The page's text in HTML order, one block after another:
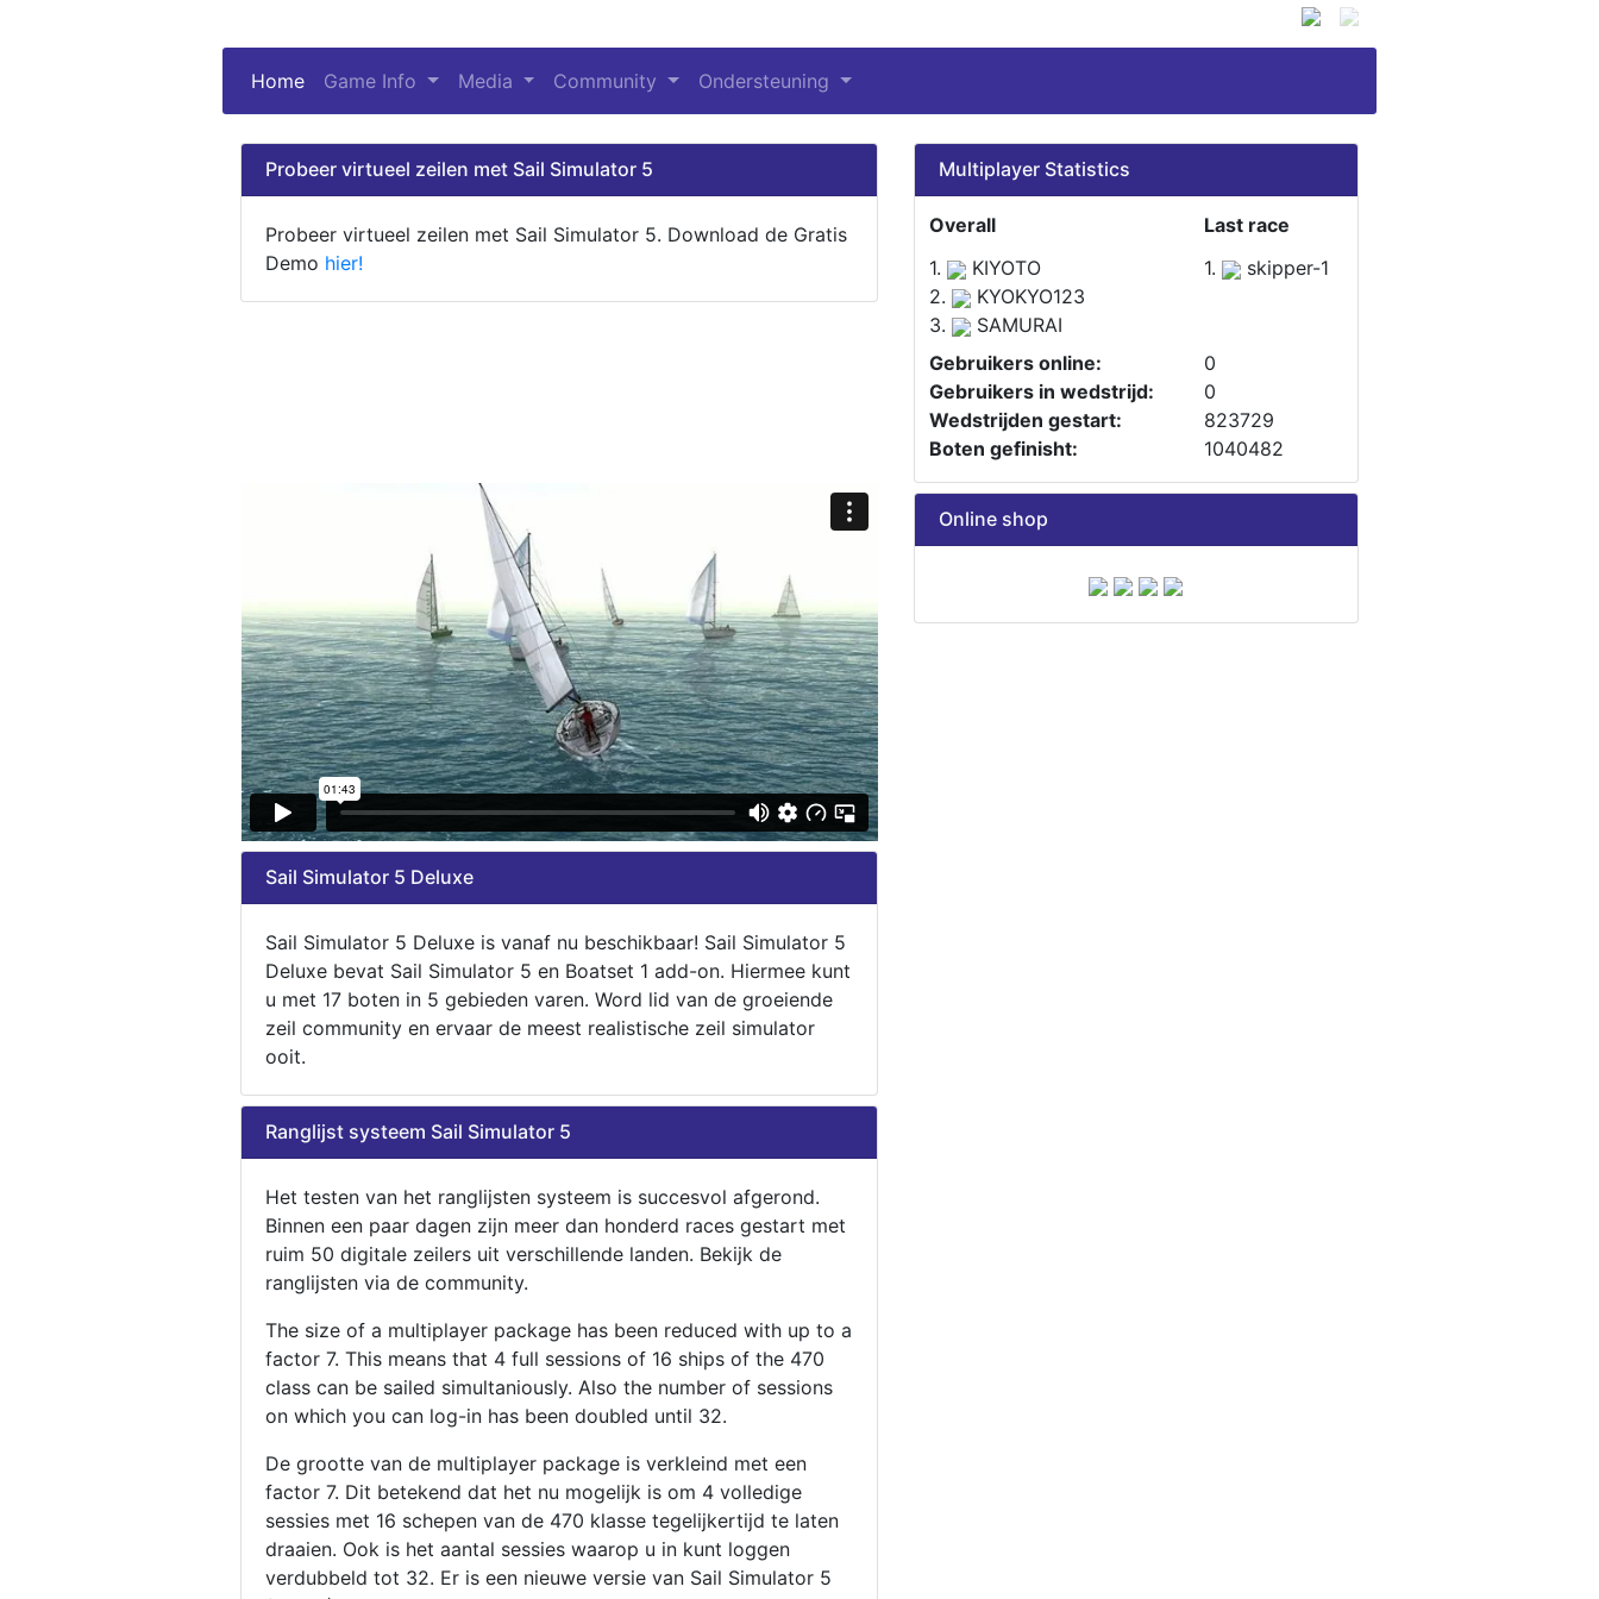
Home (current)
Game Info Media Community Ondersteuning
Probeer virtueel zeilen met Sail Simulator 5
Probeer virtueel zeilen met Sail Simulator 5. Download de Gratis
Demo hier!
Multiplayer Statistics
Overall
Last race
1.
KIYOTO 1.
skipper-1
2.
KYOKYO123
3.
SAMURAI
Gebruikers online:
0
Gebruikers in wedstrijd:
0
Wedstrijden gestart:
823729
Boten gefinisht:
1040482
Sail Simulator 5 Deluxe
Sail Simulator 5 Deluxe is vanaf nu beschikbaar! Sail Simulator 5
Deluxe bevat Sail Simulator 5 en Boatset 1 add-on. Hiermee kunt
u met 17 boten in 5 gebieden varen. Word lid van de groeiende
zeil community en ervaar de meest realistische zeil simulator
ooit.
Ranglijst systeem Sail Simulator 5
Het testen van het ranglijsten systeem is succesvol afgerond.
Binnen een paar dagen zijn meer dan honderd races gestart met
ruim 50 digitale zeilers uit verschillende landen. Bekijk de
ranglijsten via de community.
The size of a multiplayer package has been reduced with up to a
factor 7. This means that 4 full sessions of 16 ships of the 470
class can be sailed simultaniously. Also the number of sessions
on which you can log-in has been doubled until 32.
De grootte van de multiplayer package is verkleind met een
factor 7. Dit betekend dat het nu mogelijk is om 4 volledige
sessies met 16 schepen van de 470 klasse tegelijkertijd te laten
draaien. Ook is het aantal sessies waarop u in kunt loggen
verdubbeld tot 32. Er is een nieuwe versie van Sail Simulator 5
Online shop